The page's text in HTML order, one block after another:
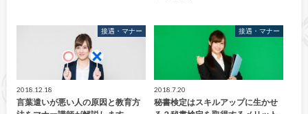
接遇・マナー
2018.12.18
言葉遣いが悪い人の原因と教育方
接遇・マナー
2018.7.20
秘書検定はスキルアップに生かせ